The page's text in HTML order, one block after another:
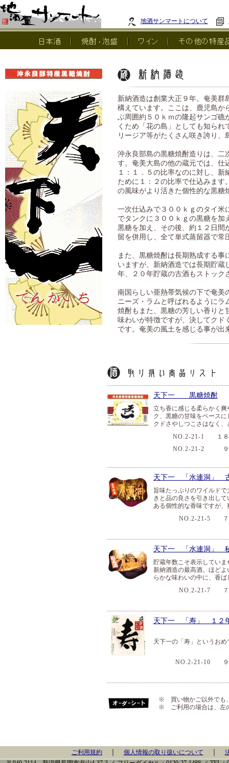
地酒サンマートについて
新納酒造は創業大正９年。奄美群
構えています。ここは、鹿児島か
ぶ周囲約５０ｋｍの隆起サンゴ礁
くため「花の島」としても知ら
リージア等がたくさん咲き誇り、
沖永良部島の黒糖焼酎造りは、二
す。奄美大島の他の蔵元では、仕
１：１．５の比率なのに対し、
ために１：２の比率で仕込みます
の風味がより活きた個性的な黒糖
一次仕込みで３００ｋｇのタイ米
でタンクに３００ｋｇの黒糖を加
黒糖を加え、その後、約１２日間
留を併用し、全て単式蒸留器で常
また、黒糖焼酎は長期熟成する
いますが、新納酒造では長期貯蔵
年、２０年貯蔵の古酒もストック
南国らしい亜熱帯気候の下で奄美
ニーズ・ラムと呼ばれるようにラ
焼酎もまた、黒糖の芳しい香りと
味わいが特徴ですが、決してクド
です。奄美の風土を感じる事が出
天下一 黒糖焼酎
立ち香に感じる柔らかく
ク、黒糖の甘味をベース
クドさやしつこさはなく
NO.2-21-1
１８
NO.2-21-2 ９０
天下一 「水連洞」
旨味たっぷりのワイルド
きと品の良さを引き出し
ある個性的な香味ですが
NO.2-21-5 ７
天下一 「水連洞」
貯蔵年数こそ表示してい
新納酒造の最高酒。ほど
らかな味わいの中に、香
NO.2-21-7 ７
天下一 「寿」 １
天下一の「寿」というお
NO.2-21-10 ９
※ 買い物かご以外でも
※ ご利用の場合は、左
ご利用規約｜ 個人情報の取り扱いについて